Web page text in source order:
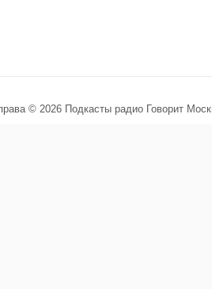
© 2026 Подкасты радио Говорит